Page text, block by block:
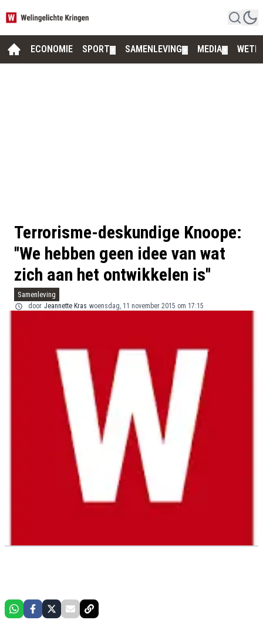
ECONOMIE SPORT SAMENLEVING MEDIA
Terrorisme-deskundige Knoope:
''We hebben geen idee van wat
zich aan het ontwikkelen is''
Samenleving
door Jeannette Kras woensdag, 11 november 2015 om 17:15